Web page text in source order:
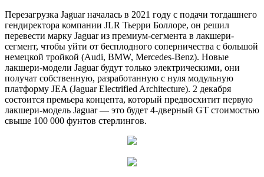
Перезагрузка Jaguar началась в 2021 году с подачи тогдашнего
гендиректора компании JLR Тьерри Боллоре, он решил
перевести марку Jaguar из премиум-сегмента в лакшери-
сегмент, чтобы уйти от бесплодного соперничества с большой
немецкой тройкой (Audi, BMW, Mercedes-Benz). Новые
лакшери-модели Jaguar будут только электрическими, они
получат собственную, разработанную с нуля модульную
платформу JEA (Jaguar Electrified Architecture). 2 декабря
состоится премьера концепта, который предвосхитит первую
лакшери-модель Jaguar — это будет 4-дверный GT стоимостью
свыше 100 000 фунтов стерлингов.